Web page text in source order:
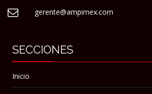
gerente@ampimex.com
SECCIONES
Inicio